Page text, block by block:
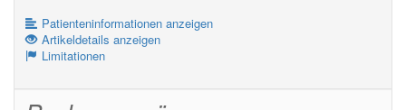
Patienteninformationen anzeigen
Artikeldetails anzeigen
Limitationen